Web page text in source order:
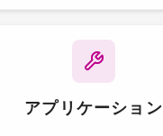
アプリケーション